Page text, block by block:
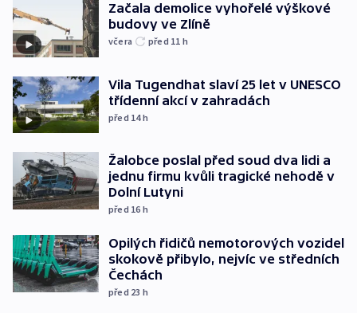
Začala demolice vyhořelé výškové
budovy ve Zlíně
včera před 11 h
Vila Tugendhat slaví 25 let v UNESCO
třídenní akcí v zahradách
před 14h
Žalobce poslal před soud dva lidi a
jednu firmu kvůli tragické nehodě v
Dolní Lutyni
před 16 h
Opilých řidičů nemotorových vozidel
skokově přibylo, nejvíc ve středních
Čechách
před 23 h